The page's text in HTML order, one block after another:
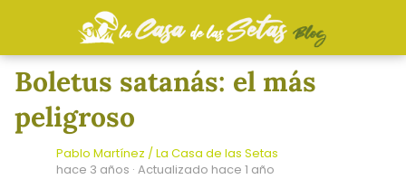
Boletus satanás: el más
peligroso
Pablo Martínez / La Casa de las Setas
hace 3 años · Actualizado hace 1 año